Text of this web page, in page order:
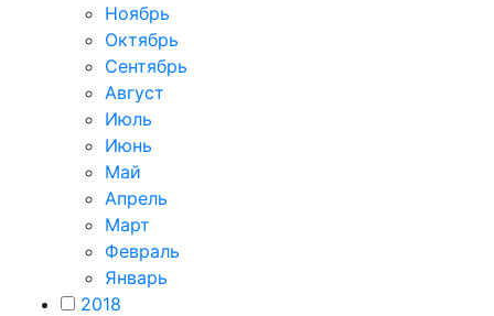
Ноябрь
Октябрь
Сентябрь
Август
Июль
Июнь
Май
Апрель
Март
Февраль
Январь
2018